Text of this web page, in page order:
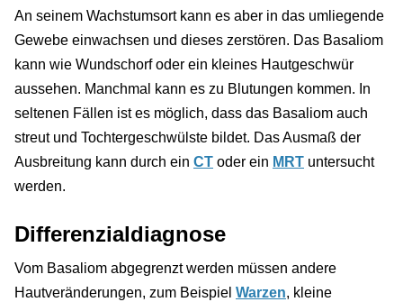
An seinem Wachstumsort kann es aber in das umliegende
Gewebe einwachsen und dieses zerstören. Das Basaliom
kann wie Wundschorf oder ein kleines Hautgeschwür
aussehen. Manchmal kann es zu Blutungen kommen. In
seltenen Fällen ist es möglich, dass das Basaliom auch
streut und Tochtergeschwülste bildet. Das Ausmaß der
Ausbreitung kann durch ein CT oder ein MRT untersucht
werden.
Differenzialdiagnose
Vom Basaliom abgegrenzt werden müssen andere
Hautveränderungen, zum Beispiel Warzen, kleine